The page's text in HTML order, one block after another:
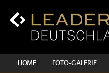
Inhalt
HOME FOTO-GALERIE